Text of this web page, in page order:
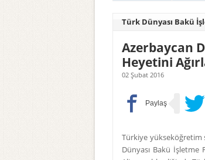
Türk Dünyası Bakü
Azerbaycan
Heyetini
02 Şubat 2016
Türkiye yükseköğretim
Dünyası Bakü İşletme